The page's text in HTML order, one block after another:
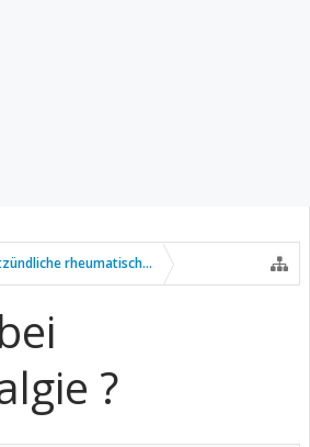
rheumatische Erkrankungen
?